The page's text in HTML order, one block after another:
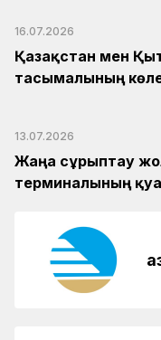
16.07.2026
Қазақстан мен
тасымалының
13.07.2026
Жаңа сұрыптау
терминалының